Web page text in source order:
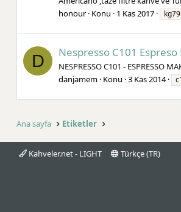
honour Konu 1 Kas 2017 kg79
D Nespresso C101
NESPRESSO C101 - ESPRESSO
danjamem Konu 3 Kas 2014
Ana sayfa Etiketler
Kahveler.net - LIGHT Türkçe (TR)